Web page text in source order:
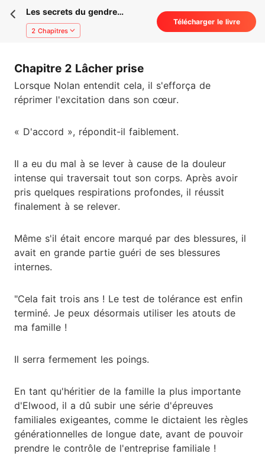
Les secrets du gendre
pitoyable
2 Chapitres
Télécharger le livre
Chapitre 2 Lâcher prise
Lorsque Nolan entendit cela, il s'efforça de
réprimer l'excitation dans son cœur.
« D'accord », répondit-il faiblement.
Il a eu du mal à se lever à cause de la douleur
intense qui traversait tout son corps. Après avoir
pris quelques respirations profondes, il réussit
finalement à se relever.
Même s'il était encore marqué par des blessures, il
avait en grande partie guéri de ses blessures
internes.
"Cela fait trois ans ! Le test de tolérance est enfin
terminé. Je peux désormais utiliser les atouts de
ma famille !
Il serra fermement les poings.
En tant qu'héritier de la famille la plus importante
d'Elwood, il a dû subir une série d'épreuves
familiales exigeantes, comme le dictaient les règles
générationnelles de longue date, avant de pouvoir
prendre le contrôle de l'entreprise familiale !